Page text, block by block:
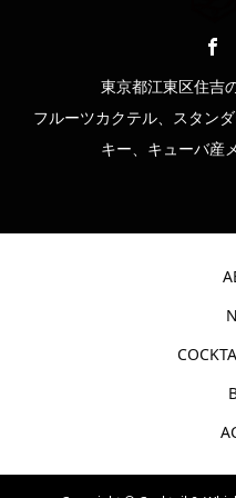
東京都江東区住吉
フルーツカクテル、スタン
キー、キューバ産